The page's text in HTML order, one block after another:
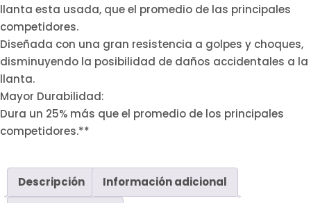
llanta esta usada, que el promedio de las principales
competidores.
Diseñada con una gran resistencia a golpes y choques,
disminuyendo la posibilidad de daños accidentales a la
llanta.
Mayor Durabilidad:
Dura un 25% más que el promedio de los principales
competidores.**
Descripción
Información adicional